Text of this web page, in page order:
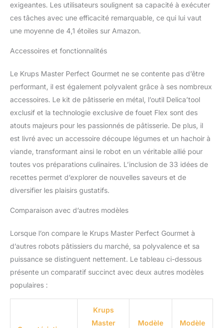
batteur, pétrin, 4 cônes
grilles Hachoir à viande,
3 accessoires exclusifs
Flex et de outil
exigeantes. Les utilisateurs soulignent sa capacité à exécuter
ces tâches avec une efficacité remarquable, ce qui lui vaut
une moyenne de 4,1 étoiles sur Amazon.
Accessoires et fonctionnalités
Le Krups Master Perfect Gourmet ne se contente pas d’être
performant, il est également polyvalent grâce à ses nombreux
accessoires. Le kit de pâtisserie en métal, l’outil Delica’tool
exclusif et la technologie exclusive de fouet Flex sont des
atouts majeurs pour les passionnés de pâtisserie. De plus, il
est livré avec un accessoire découpe légumes et un hachoir à
viande, transformant ainsi le robot en un véritable allié pour
toutes vos préparations culinaires. L’inclusion de 33 idées de
recettes permet d’explorer de nouvelles saveurs et de
diversifier les plaisirs gustatifs.
Comparaison avec d’autres modèles
Lorsque l’on compare le Krups Master Perfect Gourmet à
d’autres robots pâtissiers du marché, sa polyvalence et sa
puissance se distinguent nettement. Le tableau ci-dessous
présente un comparatif succinct avec deux autres modèles
populaires :
Krups
Master
Modèle Modèle